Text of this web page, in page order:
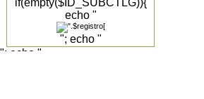
echo "
"; echo "
"; echo "